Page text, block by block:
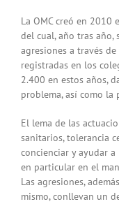
La OMC creó en 2010
del cual, año tras
agresiones a través
registradas en los
2.400 en estos años,
problema, así como la
El lema de las
sanitarios, tolerancia
concienciar y ayudar
en particular en el
Las agresiones,
mismo, conllevan un